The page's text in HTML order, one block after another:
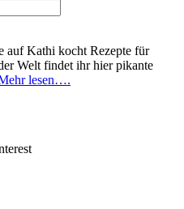
auf Kathi kocht Rezepte für
Welt findet ihr hier pikante
lesen….